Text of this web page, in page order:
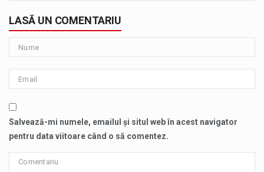
LASĂ UN COMENTARIU
Salvează-mi numele, emailul și situl web în acest navigator
pentru data viitoare când o să comentez.